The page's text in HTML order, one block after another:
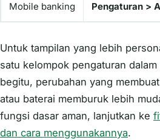
Mobile banking Pengaturan >
Untuk tampilan yang lebih
satu kelompok pengaturan
begitu, perubahan yang
atau baterai memburuk lebih
fungsi dasar aman, lanjutkan ke
dan cara menggunakannya.